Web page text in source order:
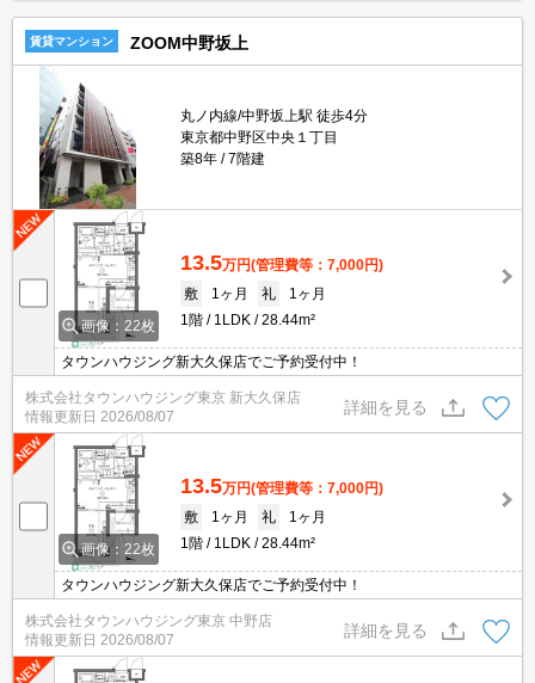
賃貸マンション ZOOM中野坂上
丸ノ内線/中野坂上駅 徒歩4分
東京都中野区中央１丁目
築8年
7階建
画像：22枚
13.5万円(管理費等：7,000円)
敷
1ヶ月 礼
1ヶ月
1階
1LDK 28.44m²
タウンハウジング新大久保店でご予約受付中！
株式会社タウンハウジング東京 新大久保店
情報更新日 2026/08/07
詳細を見る
画像：22枚
13.5万円(管理費等：7,000円)
敷
1ヶ月 礼
1ヶ月
1階
1LDK 28.44m²
タウンハウジング新大久保店でご予約受付中！
株式会社タウンハウジング東京 中野店
情報更新日 2026/08/07
詳細を見る